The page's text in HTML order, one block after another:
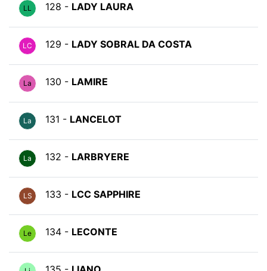
LL 128 - LADY LAURA
LC 129 - LADY SOBRAL DA COSTA
La 130 - LAMIRE
La 131 - LANCELOT
La 132 - LARBRYERE
LS 133 - LCC SAPPHIRE
Le 134 - LECONTE